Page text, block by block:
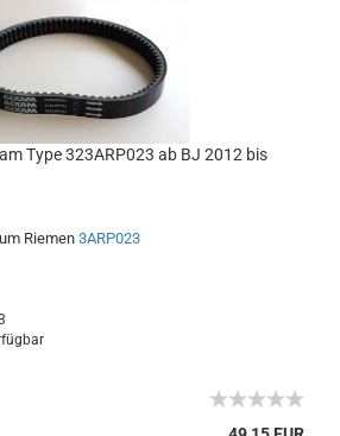
Type 323ARP023 ab BJ 2012 bis
Riemen 3ARP023